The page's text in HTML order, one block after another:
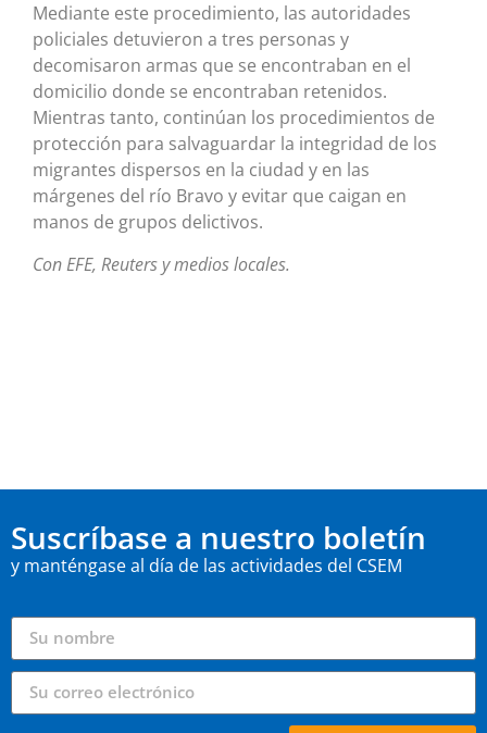
Mediante este procedimiento, las autoridades
policiales detuvieron a tres personas y
decomisaron armas que se encontraban en el
domicilio donde se encontraban retenidos.
Mientras tanto, continúan los procedimientos de
protección para salvaguardar la integridad de los
migrantes dispersos en la ciudad y en las
márgenes del río Bravo y evitar que caigan en
manos de grupos delictivos.
Con EFE, Reuters y medios locales.
Suscríbase a nuestro boletín
y manténgase al día de las actividades del CSEM